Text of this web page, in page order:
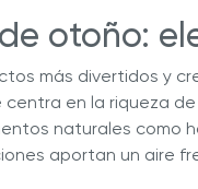
otoño:
más divertidos y
en la riqueza
naturales como
aportan un aire